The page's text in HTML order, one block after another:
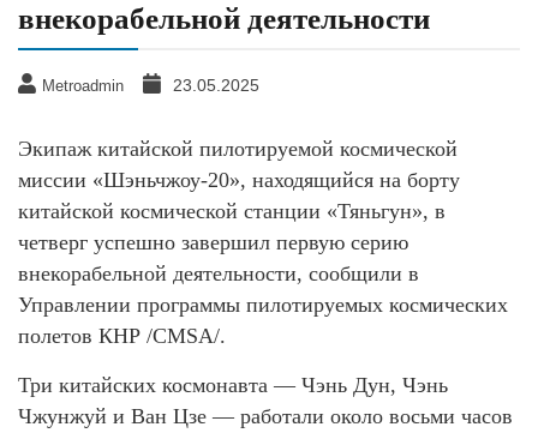
внекорабельной деятельности
Metroadmin 23.05.2025
Экипаж китайской пилотируемой космической
миссии «Шэньчжоу-20», находящийся на борту
китайской космической станции «Тяньгун», в
четверг успешно завершил первую серию
внекорабельной деятельности, сообщили в
Управлении программы пилотируемых космических
полетов КНР /CMSA/.
Три китайских космонавта — Чэнь Дун, Чэнь
Чжунжуй и Ван Цзе — работали около восьми часов